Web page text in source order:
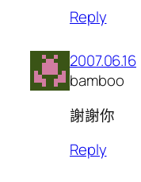
Reply
2007.06.16
bamboo
謝謝你
Reply